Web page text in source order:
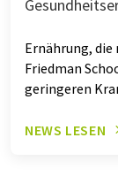
Ernährung,
Friedman
geringeren
NEWS LESEN